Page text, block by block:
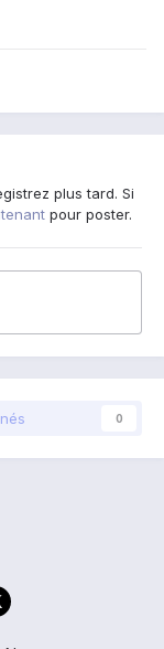
plus tard. Si
pour poster.
0